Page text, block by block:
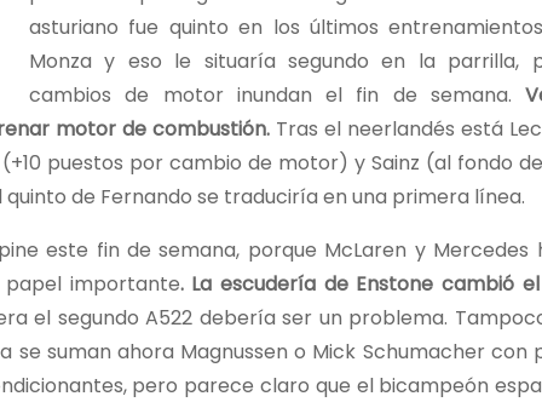
asturiano fue quinto en los últimos
Monza y eso le situaría segundo en la parrilla,
cambios de motor inundan el fin de semana.
motor de combustión. Tras el neerlandés está
puestos por cambio de motor) y Sainz (al fondo
de Fernando se traduciría en una primera línea.
este fin de semana, porque McLaren y
papel importante. La escudería de Enstone cambió
el segundo A522 debería ser un problema.
suman ahora Magnussen o Mick Schumacher con
pero parece claro que el bicampeón